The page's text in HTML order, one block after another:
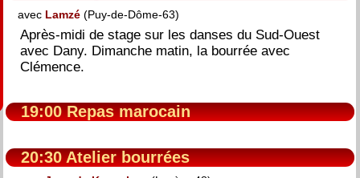
avec Lamzé (Puy-de-Dôme-63)
Après-midi de stage sur les danses du Sud-Ouest
avec Dany. Dimanche matin, la bourrée avec
Clémence.
19:00 Repas marocain
20:30 Atelier bourrées